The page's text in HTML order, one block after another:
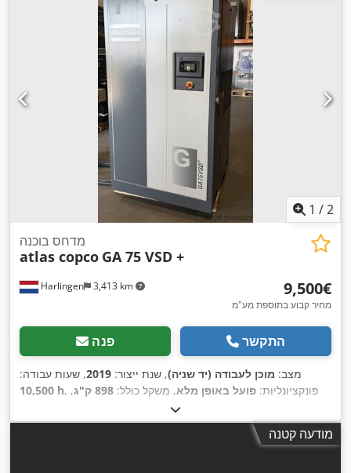
1 /2
Harlingen 3,413 km
מדחס בוכנה
atlas copco GA 75 VSD +
‏9,500 ‏€
מחיר קבוע בתוספת מע"מ
פנה התקשר
מצב: מוכן לעבודה (יד שניה), שנת ייצור: 2019, שעות עבודה:
10,500 h
, פונקציונליות: פועל באופן מלא, משקל כולל: 898 ק"ג
,
לחץ (מרבי):13 קורה , סוג קירור:אוויר, ציוד:לוחית זיהוי זמינה,
מודעה קטנה